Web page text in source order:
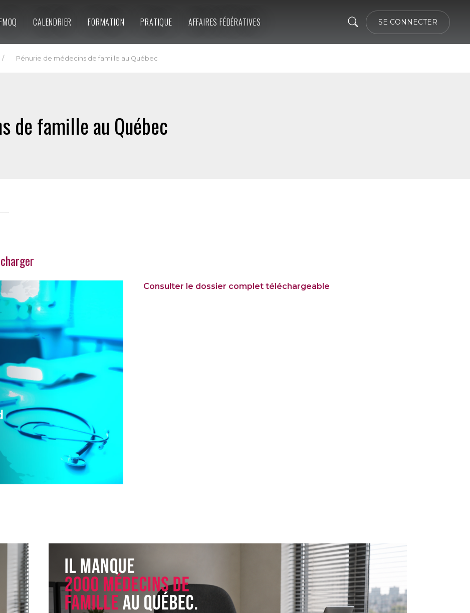
SE CONNECTER
CALENDRIER FORMATION PRATIQUE AFFAIRES FÉDÉRATIVES
Pénurie de médecins de famille au Québec
de famille au Québec
Consulter le dossier complet téléchargeable